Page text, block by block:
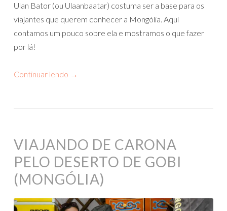
Ulan Bator (ou Ulaanbaatar) costuma ser a base para os
viajantes que querem conhecer a Mongólia. Aqui
contamos um pouco sobre ela e mostramos o que fazer
por lá!
Continuar lendo →
VIAJANDO DE CARONA
PELO DESERTO DE GOBI
(MONGÓLIA)